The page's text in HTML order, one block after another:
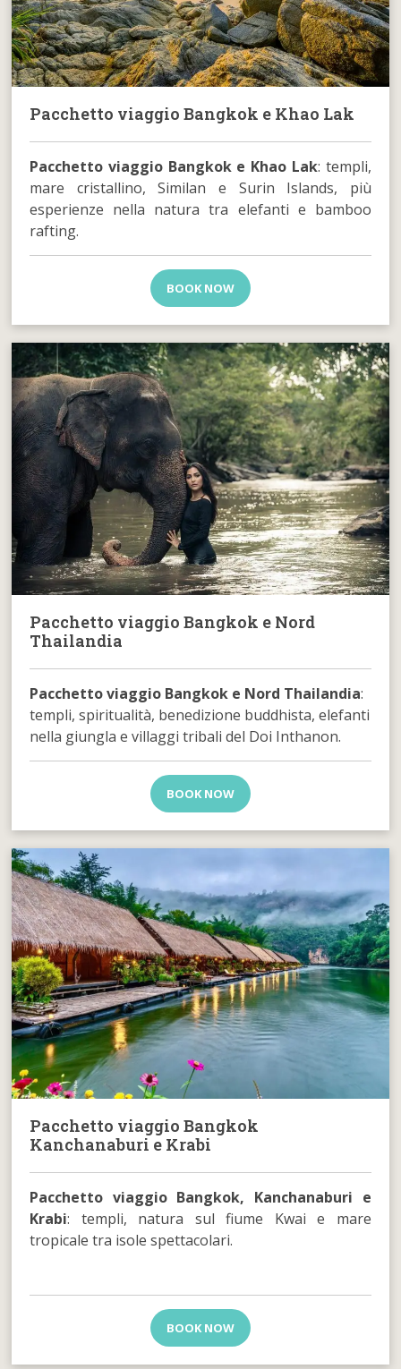
Pacchetto viaggio Bangkok e Khao Lak
Pacchetto viaggio Bangkok e Khao Lak: templi,
mare cristallino, Similan e Surin Islands, più
esperienze nella natura tra elefanti e bamboo
rafting.
BOOK NOW
Pacchetto viaggio Bangkok e Nord
Thailandia
Pacchetto viaggio Bangkok e Nord Thailandia:
templi, spiritualità, benedizione buddhista, elefanti
nella giungla e villaggi tribali del Doi Inthanon.
BOOK NOW
Pacchetto viaggio Bangkok
Kanchanaburi e Krabi
Pacchetto viaggio Bangkok, Kanchanaburi e
Krabi: templi, natura sul fiume Kwai e mare
tropicale tra isole spettacolari.
BOOK NOW